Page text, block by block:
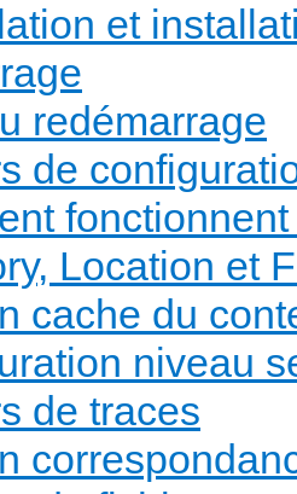
et
redémarrage
de
Location et
cache du
niveau
de traces